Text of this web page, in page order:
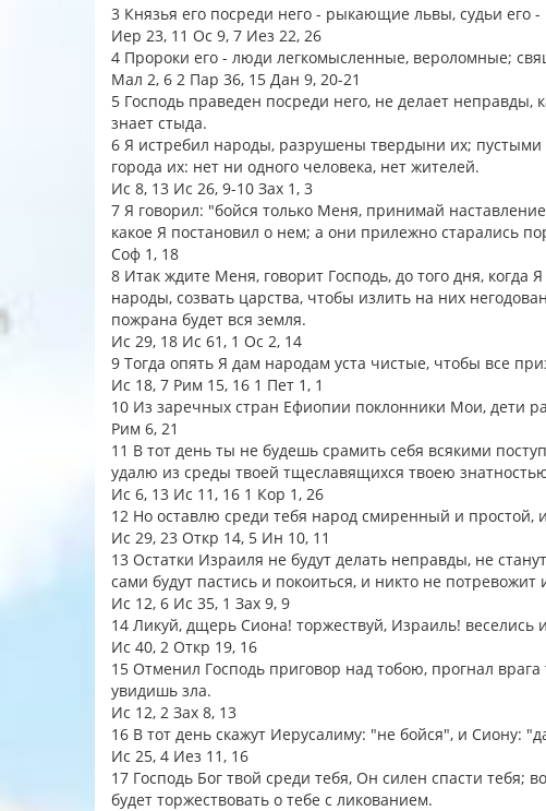
3 Князья его посреди него - рыкающие львы, судьи его
Иер 23, 11 Ос 9, 7 Иез 22, 26
4 Пророки его - люди легкомысленные, вероломные;
Мал 2, 6 2 Пар 36, 15 Дан 9, 20-21
5 Господь праведен посреди него, не делает неправды,
знает стыда.
6 Я истребил народы, разрушены твердыни их;
города их: нет ни одного человека, нет жителей.
Ис 8, 13 Ис 26, 9-10 Зах 1, 3
7 Я говорил: "бойся только Меня, принимай
какое Я постановил о нем; а они прилежно старались
Соф 1, 18
8 Итак ждите Меня, говорит Господь, до того дня,
народы, созвать царства, чтобы излить на них
пожрана будет вся земля.
Ис 29, 18 Ис 61, 1 Ос 2, 14
9 Тогда опять Я дам народам уста чистые, чтобы все
Ис 18, 7 Рим 15, 16 1 Пет 1, 1
10 Из заречных стран Ефиопии поклонники Мои, дети
Рим 6, 21
11 В тот день ты не будешь срамить себя всякими
удалю из среды твоей тщеславящихся твоею
Ис 6, 13 Ис 11, 16 1 Кор 1, 26
12 Но оставлю среди тебя народ смиренный и простой,
Ис 29, 23 Откр 14, 5 Ин 10, 11
13 Остатки Израиля не будут делать неправды, не
сами будут пастись и покоиться, и никто не потревожит
Ис 12, 6 Ис 35, 1 Зах 9, 9
14 Ликуй, дщерь Сиона! торжествуй, Израиль! веселись
Ис 40, 2 Откр 19, 16
15 Отменил Господь приговор над тобою, прогнал
увидишь зла.
Ис 12, 2 Зах 8, 13
16 В тот день скажут Иерусалиму: "не бойся", и Сиону:
Ис 25, 4 Иез 11, 16
17 Господь Бог твой среди тебя, Он силен спасти тебя;
будет торжествовать о тебе с ликованием.